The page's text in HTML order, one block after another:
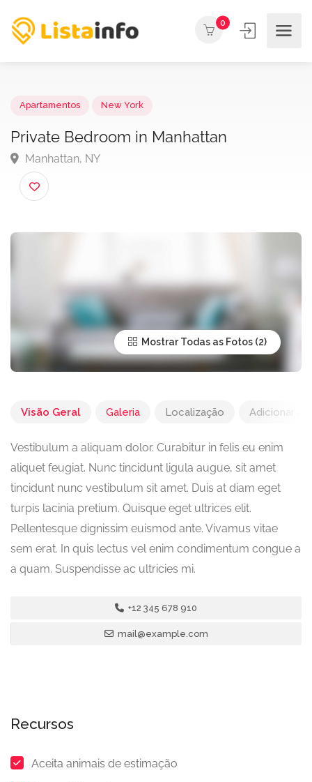
0
Private Bedroom in Manhattan
Manhattan, NY
Mostrar Todas as Fotos
Visão Geral Galeria Localização Adicionar
Vestibulum a aliquam dolor. Curabitur in felis eu enim
aliquet feugiat. Nunc tincidunt ligula augue, sit amet
tincidunt nunc vestibulum sit amet. Duis at diam eget
turpis lacinia pretium. Quisque eget ultrices elit.
Pellentesque dignissim euismod ante. Vivamus vitae
sem erat. In quis lectus vel enim condimentum congue a
a quam. Suspendisse ac ultricies mi.
+12 345 678 910
mail@example.com
Recursos
Aceita animais de estimação